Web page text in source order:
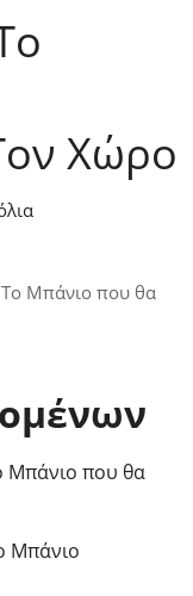
Χώρο
Το Μπάνιο που θα
Μπάνιο που θα
Μπάνιο